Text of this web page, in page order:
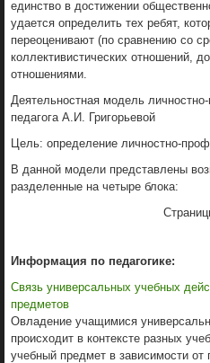
единство в достижении
удается определить тех ребят,
переоценивают (по сравнению со
коллективистических отношений,
отношениями.
Деятельностная модель
педагога А.И. Григорьевой
Цель: определение личностно-
В данной модели представлены
разделенные на четыре блока:
Информация по педагогике:
Связь универсальных учебных
предметов
Овладение учащимися
происходит в контексте разных
учебный предмет в зависимости от